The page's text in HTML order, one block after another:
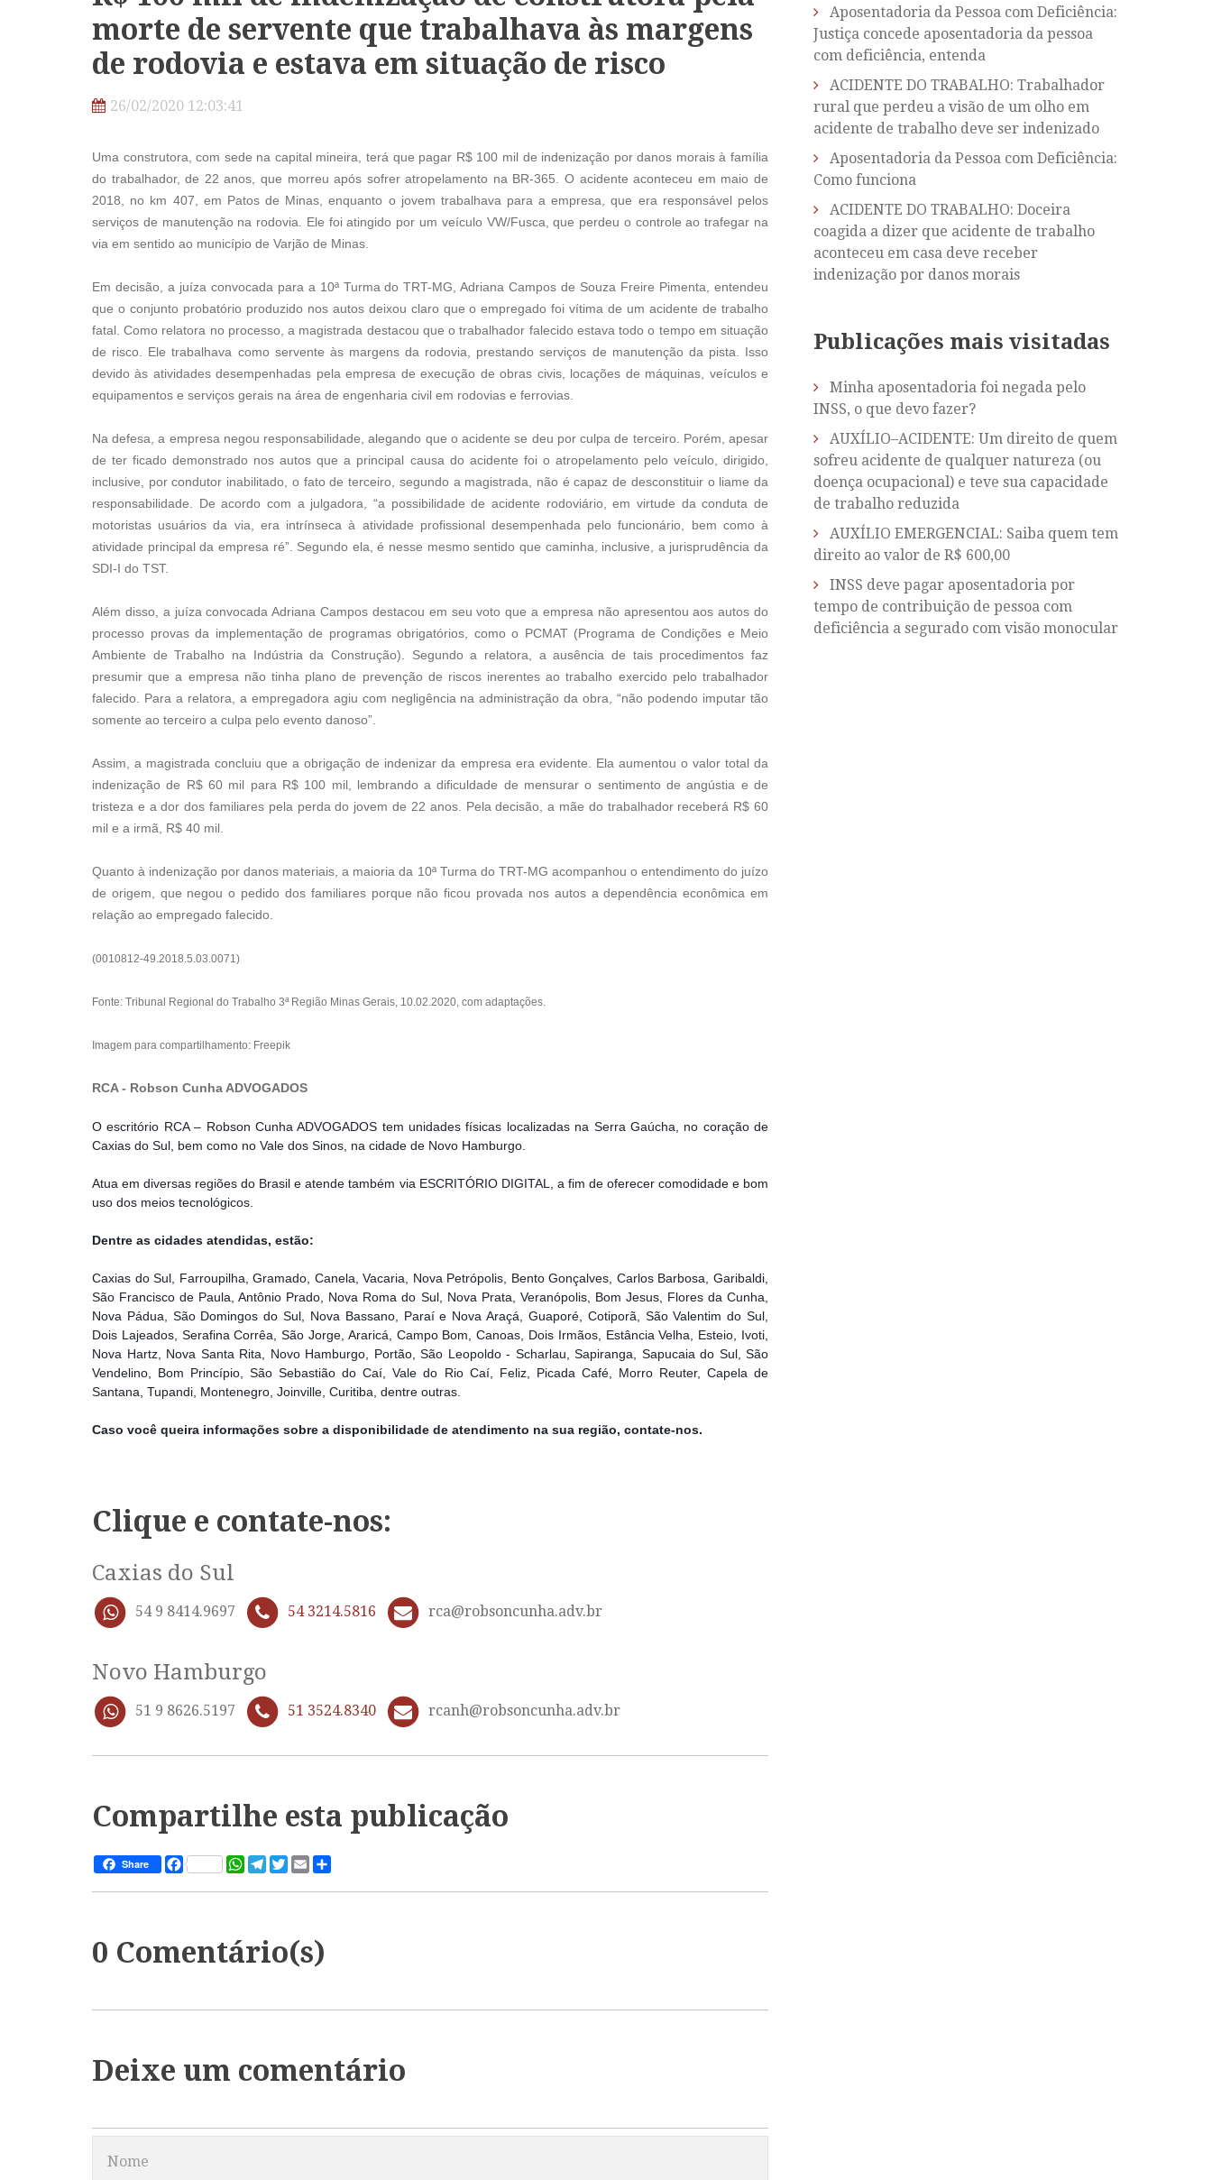
morte de servente que trabalhava às margens
de rodovia e estava em situação de risco
26/02/2020 12:03:41
Uma construtora, com sede na capital mineira, terá que pagar R$ 100 mil de indenização por danos morais à família
do trabalhador, de 22 anos, que morreu após sofrer atropelamento na BR-365. O acidente aconteceu em maio de
2018, no km 407, em Patos de Minas, enquanto o jovem trabalhava para a empresa, que era responsável pelos
serviços de manutenção na rodovia. Ele foi atingido por um veículo VW/Fusca, que perdeu o controle ao trafegar na
via em sentido ao município de Varjão de Minas.
Em decisão, a juíza convocada para a 10ª Turma do TRT-MG, Adriana Campos de Souza Freire Pimenta, entendeu
que o conjunto probatório produzido nos autos deixou claro que o empregado foi vítima de um acidente de trabalho
fatal. Como relatora no processo, a magistrada destacou que o trabalhador falecido estava todo o tempo em situação
de risco. Ele trabalhava como servente às margens da rodovia, prestando serviços de manutenção da pista. Isso
devido às atividades desempenhadas pela empresa de execução de obras civis, locações de máquinas, veículos e
equipamentos e serviços gerais na área de engenharia civil em rodovias e ferrovias.
Na defesa, a empresa negou responsabilidade, alegando que o acidente se deu por culpa de terceiro. Porém, apesar
de ter ficado demonstrado nos autos que a principal causa do acidente foi o atropelamento pelo veículo, dirigido,
inclusive, por condutor inabilitado, o fato de terceiro, segundo a magistrada, não é capaz de desconstituir o liame da
responsabilidade. De acordo com a julgadora, “a possibilidade de acidente rodoviário, em virtude da conduta de
motoristas usuários da via, era intrínseca à atividade profissional desempenhada pelo funcionário, bem como à
atividade principal da empresa ré”. Segundo ela, é nesse mesmo sentido que caminha, inclusive, a jurisprudência da
SDI-I do TST.
Além disso, a juíza convocada Adriana Campos destacou em seu voto que a empresa não apresentou aos autos do
processo provas da implementação de programas obrigatórios, como o PCMAT (Programa de Condições e Meio
Ambiente de Trabalho na Indústria da Construção). Segundo a relatora, a ausência de tais procedimentos faz
presumir que a empresa não tinha plano de prevenção de riscos inerentes ao trabalho exercido pelo trabalhador
falecido. Para a relatora, a empregadora agiu com negligência na administração da obra, “não podendo imputar tão
somente ao terceiro a culpa pelo evento danoso”.
Assim, a magistrada concluiu que a obrigação de indenizar da empresa era evidente. Ela aumentou o valor total da
indenização de R$ 60 mil para R$ 100 mil, lembrando a dificuldade de mensurar o sentimento de angústia e de
tristeza e a dor dos familiares pela perda do jovem de 22 anos. Pela decisão, a mãe do trabalhador receberá R$ 60
mil e a irmã, R$ 40 mil.
Quanto à indenização por danos materiais, a maioria da 10ª Turma do TRT-MG acompanhou o entendimento do juízo
de origem, que negou o pedido dos familiares porque não ficou provada nos autos a dependência econômica em
relação ao empregado falecido.
(0010812-49.2018.5.03.0071)
Fonte: Tribunal Regional do Trabalho 3ª Região Minas Gerais, 10.02.2020, com adaptações.
Imagem para compartilhamento: Freepik
RCA - Robson Cunha ADVOGADOS
O escritório RCA – Robson Cunha ADVOGADOS tem unidades físicas localizadas na Serra Gaúcha, no coração de
Caxias do Sul, bem como no Vale dos Sinos, na cidade de Novo Hamburgo.
Atua em diversas regiões do Brasil e atende também via ESCRITÓRIO DIGITAL, a fim de oferecer comodidade e bom
uso dos meios tecnológicos.
Dentre as cidades atendidas, estão:
Caxias do Sul, Farroupilha, Gramado, Canela, Vacaria, Nova Petrópolis, Bento Gonçalves, Carlos Barbosa, Garibaldi,
São Francisco de Paula, Antônio Prado, Nova Roma do Sul, Nova Prata, Veranópolis, Bom Jesus, Flores da Cunha,
Nova Pádua, São Domingos do Sul, Nova Bassano, Paraí e Nova Araçá, Guaporé, Cotiporã, São Valentim do Sul,
Dois Lajeados, Serafina Corrêa, São Jorge, Araricá, Campo Bom, Canoas, Dois Irmãos, Estância Velha, Esteio, Ivoti,
Nova Hartz, Nova Santa Rita, Novo Hamburgo, Portão, São Leopoldo - Scharlau, Sapiranga, Sapucaia do Sul, São
Vendelino, Bom Princípio, São Sebastião do Caí, Vale do Rio Caí, Feliz, Picada Café, Morro Reuter, Capela de
Santana, Tupandi, Montenegro, Joinville, Curitiba, dentre outras.
Caso você queira informações sobre a disponibilidade de atendimento na sua região, contate-nos.
Clique e contate-nos:
Caxias do Sul
54 9 8414.9697 54 3214.5816 rca@robsoncunha.adv.br
Novo Hamburgo
51 9 8626.5197 51 3524.8340 rcanh@robsoncunha.adv.br
Compartilhe esta publicação
Share Facebook WhatsApp
Telegram
Twitter
Email
0 Comentário(s)
Deixe um comentário
Aposentadoria da Pessoa com Deficiência:
Justiça concede aposentadoria da pessoa
com deficiência, entenda
ACIDENTE DO TRABALHO: Trabalhador
rural que perdeu a visão de um olho em
acidente de trabalho deve ser indenizado
Aposentadoria da Pessoa com Deficiência:
Como funciona
ACIDENTE DO TRABALHO: Doceira
coagida a dizer que acidente de trabalho
aconteceu em casa deve receber
indenização por danos morais
Publicações mais visitadas
Minha aposentadoria foi negada pelo
INSS, o que devo fazer?
AUXÍLIO–ACIDENTE: Um direito de quem
sofreu acidente de qualquer natureza (ou
doença ocupacional) e teve sua capacidade
de trabalho reduzida
AUXÍLIO EMERGENCIAL: Saiba quem tem
direito ao valor de R$ 600,00
INSS deve pagar aposentadoria por
tempo de contribuição de pessoa com
deficiência a segurado com visão monocular